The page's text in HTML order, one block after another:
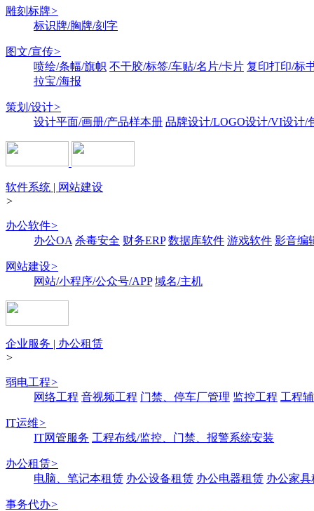
雕刻标牌>
标识牌/胸牌/刻字
图文/宣传>
喷绘/条幅/旗帜 不干胶/标签/车贴/名片/卡片 复印打印/标
拉宝/海报
策划/设计>
设计平面/画册/产品样本册 品牌设计/LOGO设计/VI设计/
软件系统 | 网站建设
>
办公软件>
办公OA 杀毒安全 财务ERP 数据库软件 游戏软件 影音编
网站建设>
网站/小程序/公众号/APP 域名/主机
企业服务 | 办公租赁
>
弱电工程>
网络工程 音视频工程 门禁、停车厂管理 监控工程 工程
IT运维>
IT网管服务 工程布线/监控、门禁、报警系统安装
办公租赁>
电脑、笔记本租赁 办公设备租赁 办公电器租赁 办公家具
事务代办>